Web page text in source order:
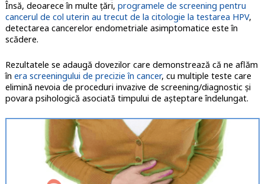
Însă, deoarece în multe țări, programele de screening pentru
cancerul de col uterin au trecut de la citologie la testarea HPV,
detectarea cancerelor endometriale asimptomatice este în
scădere.
Rezultatele se adaugă dovezilor care demonstrează că ne aflăm
în era screeningului de precizie în cancer, cu multiple teste care
elimină nevoia de proceduri invazive de screening/diagnostic și
povara psihologică asociată timpului de așteptare îndelungat.